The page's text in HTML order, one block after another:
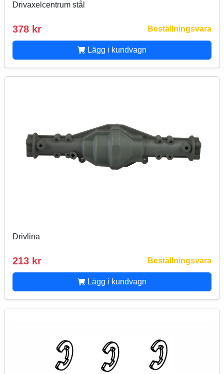
Drivaxelcentrum stål
378 kr Beställningsvara
Lägg i kundvagn
Drivlina
213 kr Beställningsvara
Lägg i kundvagn